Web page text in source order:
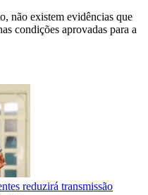
não existem evidências que
condições aprovadas para a
reduzirá transmissão